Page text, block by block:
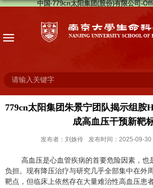
中国·779cn太阳集团(股份)有限公司-
779cn太阳集团朱景宁团队揭示组胺
成高血压干预新靶
发布者：刘姝伶 发布时间：2025-09-30
高血压是心血管疾病的首要危险因素，也
负担。现有降压治疗与研究几乎全部集中在外
靶点，但临床上依然存在大量难治性高血压患